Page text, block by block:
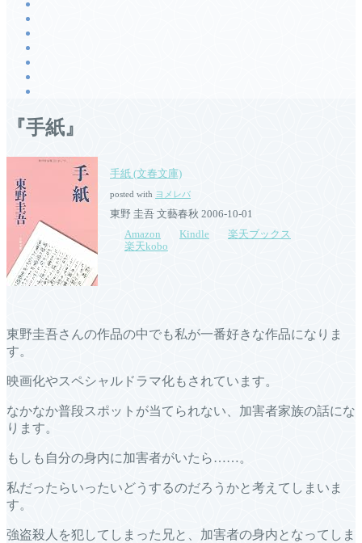
『手紙』
手紙 (文春文庫)
posted with ヨメレバ
東野 圭吾 文藝春秋 2006-10-01
Amazon
Kindle
楽天ブックス
楽天kobo
東野圭吾さんの作品の中でも私が一番好きな作品になりま
す。
映画化やスペシャルドラマ化もされています。
なかなか普段スポットが当てられない、加害者家族の話にな
ります。
もしも自分の身内に加害者がいたら……。
私だったらいったいどうするのだろうかと考えてしまいま
す。
強盗殺人を犯してしまった兄と、加害者の身内となってしま